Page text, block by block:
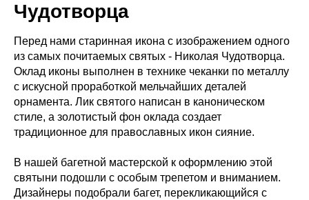
Чудотворца
Перед нами старинная икона с изображением одного
из самых почитаемых святых - Николая Чудотворца.
Оклад иконы выполнен в технике чеканки по металлу
с искусной проработкой мельчайших деталей
орнамента. Лик святого написан в каноническом
стиле, а золотистый фон оклада создает
традиционное для православных икон сияние.
В нашей багетной мастерской к оформлению этой
святыни подошли с особым трепетом и вниманием.
Дизайнеры подобрали багет, перекликающийся с